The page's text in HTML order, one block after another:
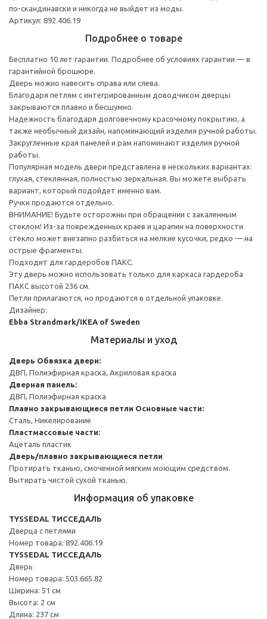
по-скандинавски и никогда не выйдет из моды.
Артикул: 892.406.19
Подробнее о товаре
Бесплатно 10 лет гарантии. Подробнее об условиях гарантии — в
гарантийной брошюре.
Дверь можно навесить справа или слева.
Благодаря петлям с интегрированным доводчиком дверцы
закрываются плавно и бесшумно.
Надежность благодаря долговечному красочному покрытию, а
также необычный дизайн, напоминающий изделия ручной работы.
Закругленные края панелей и рам напоминают изделия ручной
работы.
Популярная модель двери представлена в нескольких вариантах:
глухая, стеклянная, полностью зеркальная. Вы можете выбрать
вариант, который подойдет именно вам.
Ручки продаются отдельно.
ВНИМАНИЕ! Будьте осторожны при обращении с закаленным
стеклом! Из-за поврежденных краев и царапин на поверхности
стекло может внезапно разбиться на мелкие кусочки, редко — на
острые фрагменты.
Подходит для гардеробов ПАКС.
Эту дверь можно использовать только для каркаса гардероба
ПАКС высотой 236 см.
Петли прилагаются, но продаются в отдельной упаковке.
Дизайнер:
Ebba Strandmark/IKEA of Sweden
Материалы и уход
Дверь Обвязка двери:
ДВП, Полиэфирная краска, Акриловая краска
Дверная панель:
ДВП, Полиэфирная краска
Плавно закрывающиеся петли Основные части:
Сталь, Никелирование
Пластмассовые части:
Ацеталь пластик
Дверь/плавно закрывающиеся петли
Протирать тканью, смоченной мягким моющим средством.
Вытирать чистой сухой тканью.
Информация об упаковке
TYSSEDAL ТИССЕДАЛЬ
Дверца с петлями
Номер товара: 892.406.19
TYSSEDAL ТИССЕДАЛЬ
Дверь
Номер товара: 503.665.82
Ширина: 51 см
Высота: 2 см
Длина: 237 см